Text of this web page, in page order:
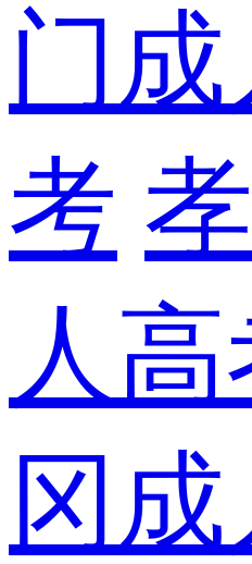
门
考
人
冈